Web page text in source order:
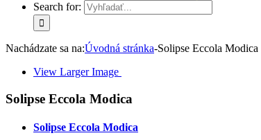
Search for:
Nachádzate sa na:Úvodná stránka-Solipse Eccola Modica
View Larger Image
Solipse Eccola Modica
Solipse Eccola Modica